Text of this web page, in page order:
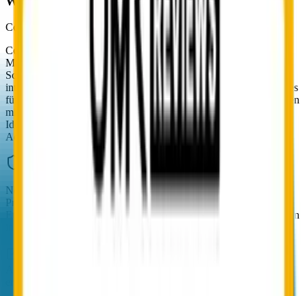
Conbool SecureMail
Conbool liefert die volle E-Mail-Sicherheits-Suite in einem Stack:
MailGuard für Filterung, Anti-Spam, Anti-Malware und BEC-
Schutz, SecureMail für Verschlüsselung (S/MIME, OpenPGP) mit
integriertem Nachrichtenportal als Empfänger-Fallback, SecureFiles
für den Versand großer Anhänge, Disclaimer für zentrale Signaturen
mit AD/HR-Anbindung und DMARC Reports für Outbound-
Identität. Suite-Lizenz pro Postfach mit zubuchbaren Modulen, ein
Admin-Portal, ein Audit-Log, eine Vertragsbeziehung.
NoSpamProxy
NoSpamProxy ist typischerweise in drei Modulen organisiert:
Protection (Spam-, Malware- und Anti-Phishing-Schutz),
Encryption (S/MIME, PGP) sowie Large Files. Die Module werden